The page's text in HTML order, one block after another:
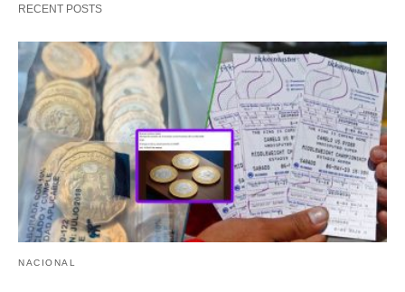
RECENT POSTS
NACIONAL